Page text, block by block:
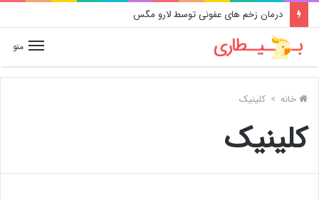
درمان زخم های عفونی توسط لارو مگس
منو
خانه > کلینیک
کلینیک